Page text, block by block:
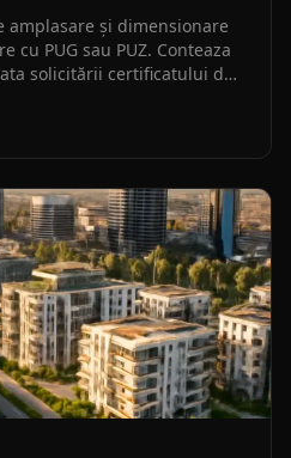
amplasare și dimensionare
cu PUG sau PUZ. Conteaza
solicitării certificatului de